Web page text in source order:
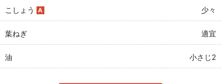
こしょう A 少々
葉ねぎ 適宜
油 小さじ2